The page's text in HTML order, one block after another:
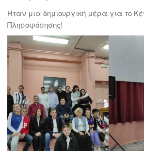
Ήταν μια δημιουργική μέρα για το
Πληροφόρησης!